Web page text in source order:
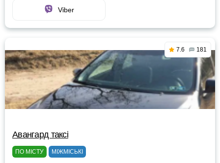
Viber
7.6 181
Авангард таксі
ПО МІСТУ МІЖМІСЬКІ